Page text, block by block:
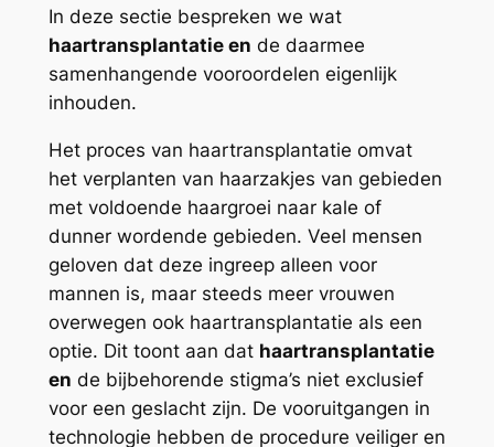
In deze sectie bespreken we wat
haartransplantatie en de daarmee
samenhangende vooroordelen eigenlijk
inhouden.
Het proces van haartransplantatie omvat
het verplanten van haarzakjes van gebieden
met voldoende haargroei naar kale of
dunner wordende gebieden. Veel mensen
geloven dat deze ingreep alleen voor
mannen is, maar steeds meer vrouwen
overwegen ook haartransplantatie als een
optie. Dit toont aan dat haartransplantatie
en de bijbehorende stigma’s niet exclusief
voor een geslacht zijn. De vooruitgangen in
technologie hebben de procedure veiliger en